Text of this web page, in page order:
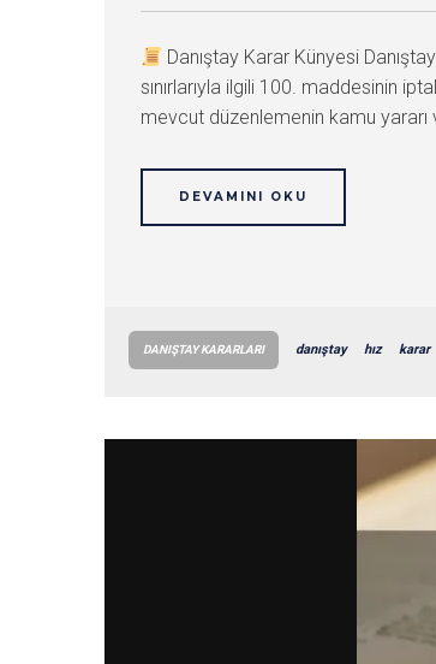
Danıştay Karar Künyesi
sınırlarıyla ilgili 100. maddesinin
mevcut düzenlemenin kamu yararı
DEVAMINI OKU
DANIŞTAY KARARLARI danıştay hız karar